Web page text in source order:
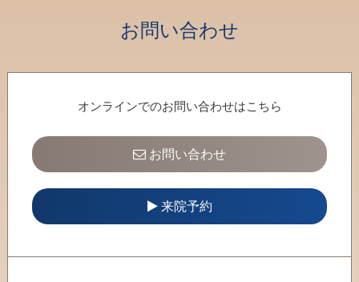
お問い合わせ
オンラインでのお問い合わせはこちら
お問い合わせ
来院予約